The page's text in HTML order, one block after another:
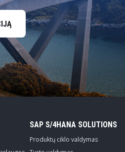
SAP S/4HANA SOLUTIONS
Produktų ciklo valdymas